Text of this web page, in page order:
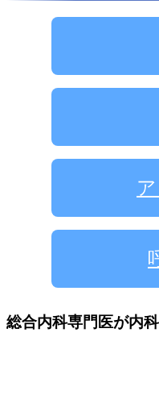
総合内科専門医が内